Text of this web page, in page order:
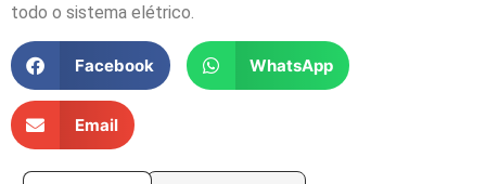
todo o sistema elétrico.
Facebook WhatsApp
Email